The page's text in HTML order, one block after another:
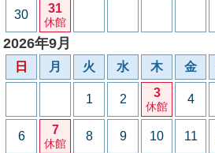
30 31
休館
2026年9月
日 月 火 水 木 金
1 2 3
休館
4
6 7
休館
8 9 10 11